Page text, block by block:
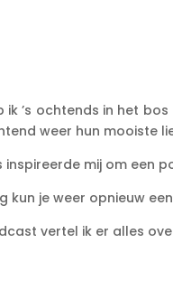
ik ’s ochtends in het
weer hun mooiste
inspireerde mij om een
kun je weer opnieuw
vertel ik er alles